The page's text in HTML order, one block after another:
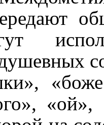
«ой»,